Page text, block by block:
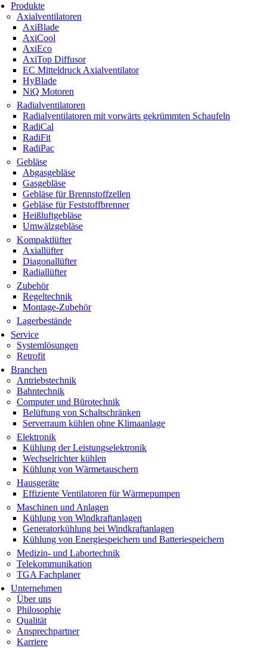
Produkte
Axialventilatoren
AxiBlade
AxiCool
AxiEco
AxiTop Diffusor
EC Mitteldruck Axialventilator
HyBlade
NiQ Motoren
Radialventilatoren
Radialventilatoren mit vorwärts gekrümmten Schaufeln
RadiCal
RadiFit
RadiPac
Gebläse
Abgasgebläse
Gasgebläse
Gebläse für Brennstoffzellen
Gebläse für Feststoffbrenner
Heißluftgebläse
Umwälzgebläse
Kompaktlüfter
Axiallüfter
Diagonallüfter
Radiallüfter
Zubehör
Regeltechnik
Montage-Zubehör
Lagerbestände
Service
Systemlösungen
Retrofit
Branchen
Antriebstechnik
Bahntechnik
Computer und Bürotechnik
Belüftung von Schaltschränken
Serverraum kühlen ohne Klimaanlage
Elektronik
Kühlung der Leistungselektronik
Wechselrichter kühlen
Kühlung von Wärmetauschern
Hausgeräte
Effiziente Ventilatoren für Wärmepumpen
Maschinen und Anlagen
Kühlung von Windkraftanlagen
Generatorkühlung bei Windkraftanlagen
Kühlung von Energiespeichern und Batteriespeichern
Medizin- und Labortechnik
Telekommunikation
TGA Fachplaner
Unternehmen
Über uns
Philosophie
Qualität
Ansprechpartner
Karriere